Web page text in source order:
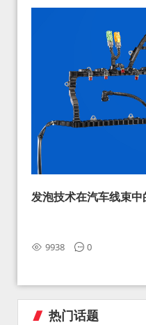
发泡技术在汽车线束中
9938 0
热门话题